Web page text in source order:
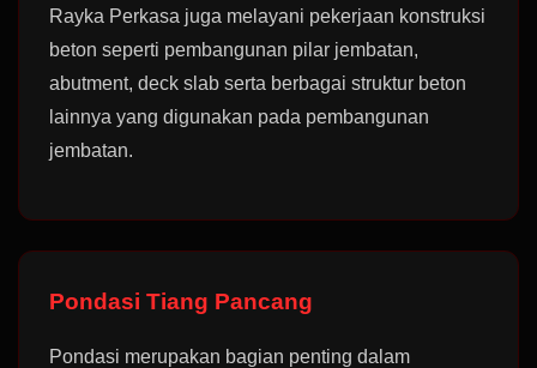
Rayka Perkasa juga melayani pekerjaan konstruksi
beton seperti pembangunan pilar jembatan,
abutment, deck slab serta berbagai struktur beton
lainnya yang digunakan pada pembangunan
jembatan.
Pondasi Tiang Pancang
Pondasi merupakan bagian penting dalam